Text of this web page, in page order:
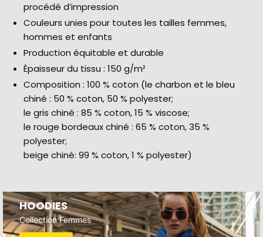
procédé d’impression
Couleurs unies pour toutes les tailles femmes,
hommes et enfants
Production équitable et durable
Épaisseur du tissu : 150 g/m²
Composition : 100 % coton (le charbon et le bleu
chiné : 50 % coton, 50 % polyester;
le gris chiné : 85 % coton, 15 % viscose;
le rouge bordeaux chiné : 65 % coton, 35 %
polyester;
beige chiné: 99 % coton, 1 % polyester)
HOODIES
Collection Femmes